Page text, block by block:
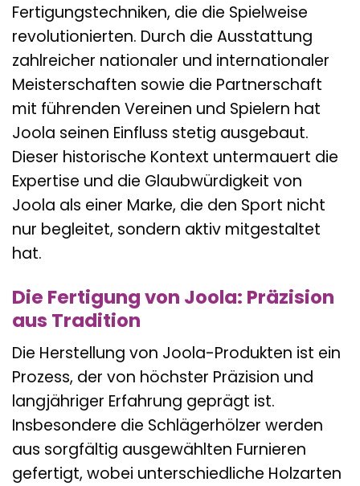
Fertigungstechniken, die die Spielweise
revolutionierten. Durch die Ausstattung
zahlreicher nationaler und internationaler
Meisterschaften sowie die Partnerschaft
mit führenden Vereinen und Spielern hat
Joola seinen Einfluss stetig ausgebaut.
Dieser historische Kontext untermauert die
Expertise und die Glaubwürdigkeit von
Joola als einer Marke, die den Sport nicht
nur begleitet, sondern aktiv mitgestaltet
hat.
Die Fertigung von Joola: Präzision
aus Tradition
Die Herstellung von Joola-Produkten ist ein
Prozess, der von höchster Präzision und
langjähriger Erfahrung geprägt ist.
Insbesondere die Schlägerhölzer werden
aus sorgfältig ausgewählten Furnieren
gefertigt, wobei unterschiedliche Holzarten